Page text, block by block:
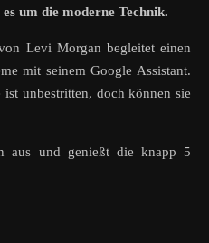
um die moderne Technik.
Levi Morgan begleitet einen
mit seinem Google Assistant.
unbestritten, doch können sie
aus und genießt die knapp 5